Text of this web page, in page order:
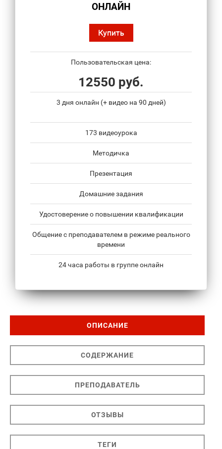
ОНЛАЙН
Купить
Пользовательская цена:
12550 руб.
3 дня онлайн (+ видео на 90 дней)
173 видеоурока
Методичка
Презентация
Домашние задания
Удостоверение о повышении квалификации
Общение с преподавателем в режиме реального
времени
24 часа работы в группе онлайн
ОПИСАНИЕ
СОДЕРЖАНИЕ
ПРЕПОДАВАТЕЛЬ
ОТЗЫВЫ
ТЕГИ